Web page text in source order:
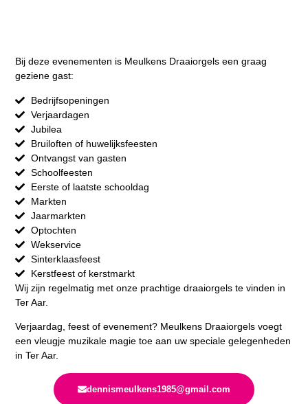
Bij deze evenementen is Meulkens Draaiorgels een graag
geziene gast:
Bedrijfsopeningen
Verjaardagen
Jubilea
Bruiloften of huwelijksfeesten
Ontvangst van gasten
Schoolfeesten
Eerste of laatste schooldag
Markten
Jaarmarkten
Optochten
Wekservice
Sinterklaasfeest
Kerstfeest of kerstmarkt
Wij zijn regelmatig met onze prachtige draaiorgels te vinden in
Ter Aar.
Verjaardag, feest of evenement? Meulkens Draaiorgels voegt
een vleugje muzikale magie toe aan uw speciale gelegenheden
in Ter Aar.
dennismeulkens1985@gmail.com